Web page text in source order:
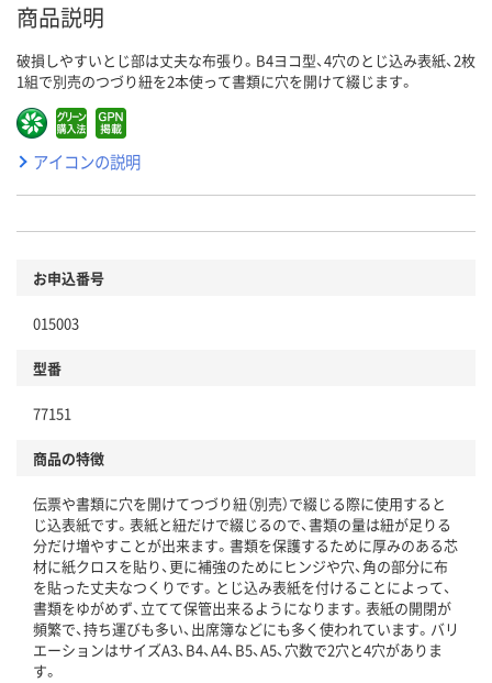
商品説明
破損しやすいとじ部は丈夫な布張り。B4ヨコ型、4穴のとじ込み表紙、2枚
1組で別売のつづり紐を2本使って書類に穴を開けて綴じます。
アイコンの説明
お申込番号
015003
型番
77151
商品の特徴
伝票や書類に穴を開けてつづり紐（別売）で綴じる際に使用すると
じ込表紙です。表紙と紐だけで綴じるので、書類の量は紐が足りる
分だけ増やすことが出来ます。書類を保護するために厚みのある芯
材に紙クロスを貼り、更に補強のためにヒンジや穴、角の部分に布
を貼った丈夫なつくりです。とじ込み表紙を付けることによって、
書類をゆがめず、立てて保管出来るようになります。表紙の開閉が
頻繁で、持ち運びも多い、出席簿などにも多く使われています。バリ
エーションはサイズA3、B4、A4、B5、A5、穴数で2穴と4穴がありま
す。